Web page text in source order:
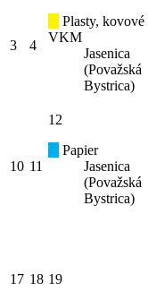
3 4
Plasty, kovové
VKM
Jasenica
(Považská
Bystrica)
10 11
12
Papier
Jasenica
(Považská
Bystrica)
17 18 19